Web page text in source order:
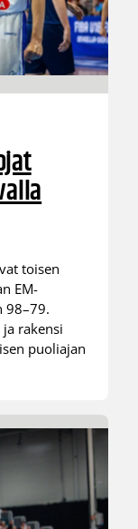
toisen
EM-
98–79.
rakensi
puoliajan